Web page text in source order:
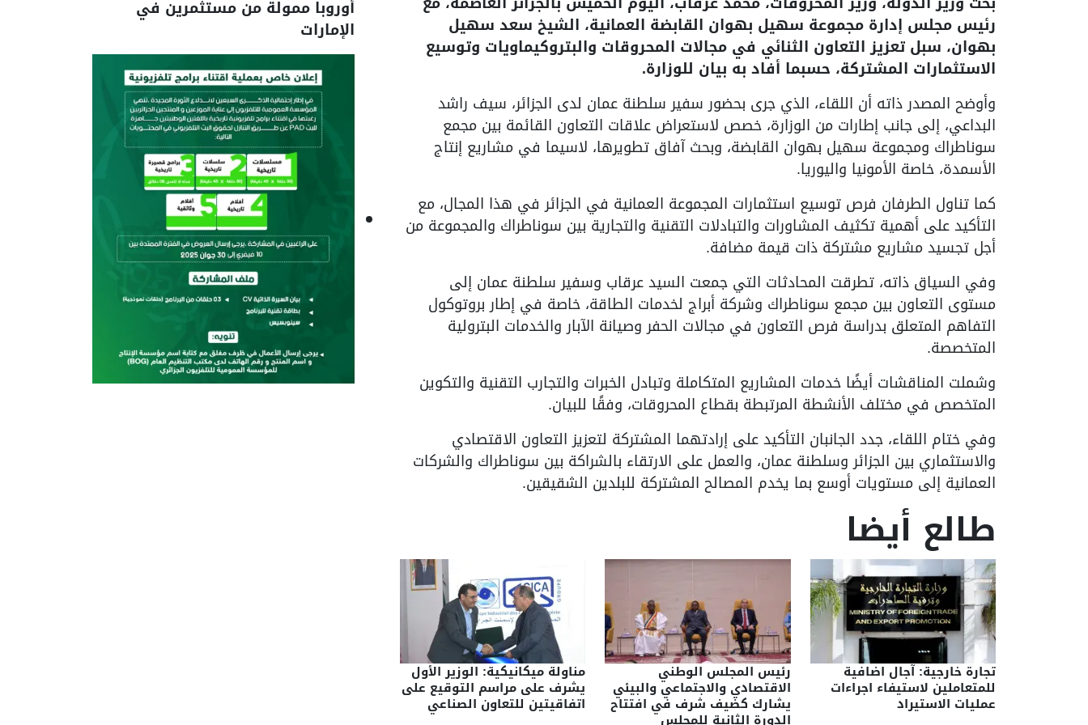
رئيس مجلس إدارة مجموعة سهيل بهوان القابضة العمانية، الشيخ سعد سهيل
بهوان، سبل تعزيز التعاون الثنائي في مجالات المحروقات والبتروكيماويات وتوسيع
الاستثمارات المشتركة، حسبما أفاد به بيان للوزارة.
وأوضح المصدر ذاته أن اللقاء، الذي جرى بحضور سفير سلطنة عمان لدى الجزائر، سيف راشد
البداعي، إلى جانب إطارات من الوزارة، خصص لاستعراض علاقات التعاون القائمة بين مجمع
سوناطراك ومجموعة سهيل بهوان القابضة، وبحث آفاق تطويرها، لاسيما في مشاريع إنتاج
الأسمدة، خاصة الأمونيا واليوريا.
كما تناول الطرفان فرص توسيع استثمارات المجموعة العمانية في الجزائر في هذا المجال، مع
التأكيد على أهمية تكثيف المشاورات والتبادلات التقنية والتجارية بين سوناطراك والمجموعة من
أجل تجسيد مشاريع مشتركة ذات قيمة مضافة.
وفي السياق ذاته، تطرقت المحادثات التي جمعت السيد عرقاب وسفير سلطنة عمان إلى
مستوى التعاون بين مجمع سوناطراك وشركة أبراج لخدمات الطاقة، خاصة في إطار بروتوكول
التفاهم المتعلق بدراسة فرص التعاون في مجالات الحفر وصيانة الآبار والخدمات البترولية
المتخصصة.
وشملت المناقشات أيضًا خدمات المشاريع المتكاملة وتبادل الخبرات والتجارب التقنية والتكوين
المتخصص في مختلف الأنشطة المرتبطة بقطاع المحروقات، وفقًا للبيان.
وفي ختام اللقاء، جدد الجانبان التأكيد على إرادتهما المشتركة لتعزيز التعاون الاقتصادي
والاستثماري بين الجزائر وسلطنة عمان، والعمل على الارتقاء بالشراكة بين سوناطراك والشركات
العمانية إلى مستويات أوسع بما يخدم المصالح المشتركة للبلدين الشقيقين.
طالع أيضا
تجارة خارجية: آجال اضافية
للمتعاملين لاستيفاء اجراءات
عمليات الاستيراد
رئيس المجلس الوطني
الاقتصادي والاجتماعي والبيئي
يشارك كضيف شرف في افتتاح
الدورة الثانية للمجلس
مناولة ميكانيكية: الوزير الأول
يشرف على مراسم التوقيع على
اتفاقيتين للتعاون الصناعي
أوروبا ممولة من مستثمرين في
الإمارات